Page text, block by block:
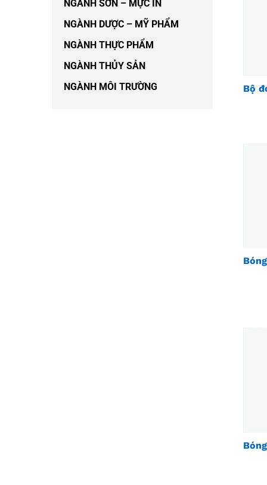
Bộ
NGÀNH SƠN – MỰC IN
NGÀNH DƯỢC – MỸ PHẨM
NGÀNH THỰC PHẨM
NGÀNH THỦY SẢN
NGÀNH MÔI TRƯỜNG